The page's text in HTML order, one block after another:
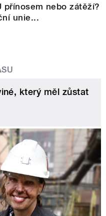
přínosem nebo zátěží?
unie...
který měl zůstat